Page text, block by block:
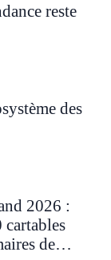
reste
des
2026 :
cartables
de